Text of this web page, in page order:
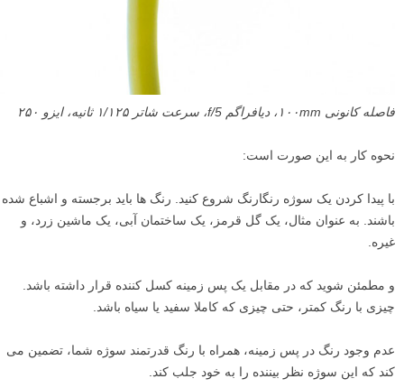
فاصله کانونی ۱۰۰mm، دیافراگم f/5، سرعت شاتر ۱/۱۲۵ ثانیه، ایزو ۲۵۰
نحوه کار به این صورت است:
با پیدا کردن یک سوژه رنگارنگ شروع کنید. رنگ ها باید برجسته و اشباع شده
باشند. به عنوان مثال، یک گل قرمز، یک ساختمان آبی، یک ماشین زرد، و
غیره.
و مطمئن شوید که در مقابل یک پس زمینه کسل کننده قرار داشته باشد.
چیزی با رنگ کمتر، حتی چیزی که کاملا سفید یا سیاه باشد.
عدم وجود رنگ در پس زمینه، همراه با رنگ قدرتمند سوژه شما، تضمین می
کند که این سوژه نظر بیننده را به خود جلب کند.